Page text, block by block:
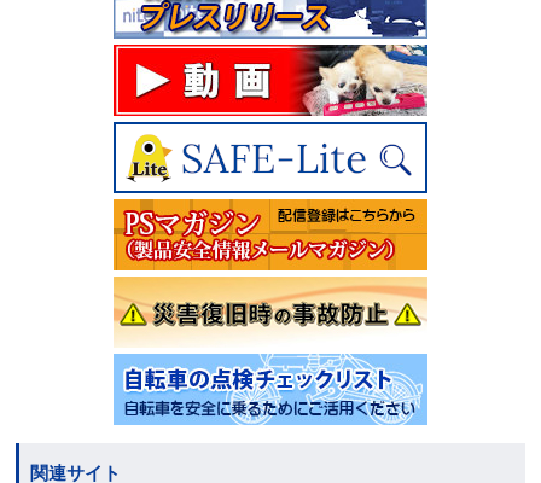
関連サイト